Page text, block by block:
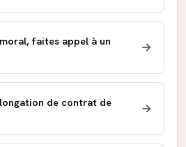
faites appel à un
de contrat de